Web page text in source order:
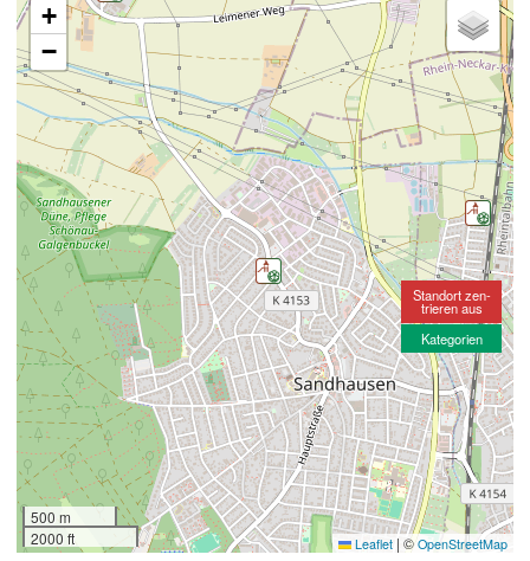
+
−
500 m
2000 ft
Leaflet | ©OpenStreetMap
Standort zen-
trieren aus
Kategorien